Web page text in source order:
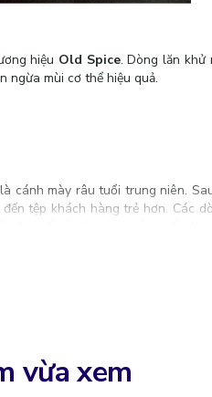
hiệu Old Spice. Dòng lăn khử
ngừa mùi cơ thể hiệu quả.
cánh mày râu tuổi trung niên.
tệp khách hàng trẻ hơn. Các
Spice High Endurance
vừa xem